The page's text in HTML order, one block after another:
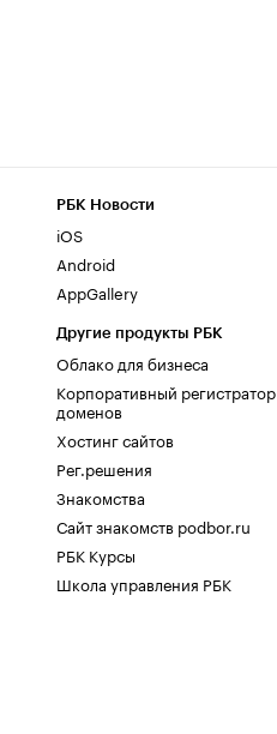
РБК Новости
iOS
Android
AppGallery
Другие продукты РБК
Облако для бизнеса
Корпоративный регистратор
доменов
Хостинг сайтов
Рег.решения
Знакомства
Сайт знакомств podbor.ru
РБК Курсы
Школа управления РБК